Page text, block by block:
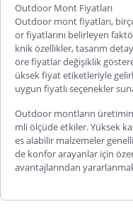
Outdoor Mont Fiyatları
Outdoor mont fiyatları,
or fiyatlarını belirleyen
knik özellikler, tasarım
öre fiyatlar değişiklik
üksek fiyat etiketleriyle
uygun fiyatlı seçenekler
Outdoor montların
mli ölçüde etkiler. Yüksek
es alabilir malzemeler
de konfor arayanlar için
avantajlarından